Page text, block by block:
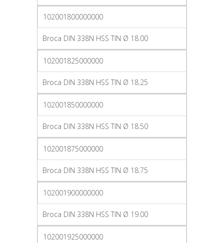
102001800000000
Broca DIN 338N HSS TIN Ø 18.00
102001825000000
Broca DIN 338N HSS TIN Ø 18.25
102001850000000
Broca DIN 338N HSS TIN Ø 18.50
102001875000000
Broca DIN 338N HSS TIN Ø 18.75
102001900000000
Broca DIN 338N HSS TIN Ø 19.00
102001925000000